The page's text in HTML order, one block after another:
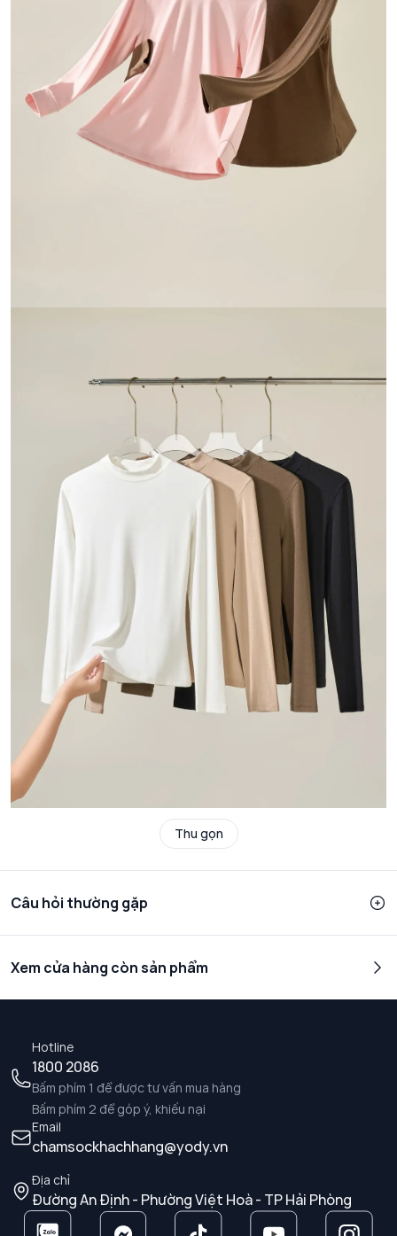
Thu gọn
Câu hỏi thường gặp
Xem cửa hàng còn sản phẩm
Hotline
1800 2086
Bấm phím 1 để được tư vấn mua hàng
Bấm phím 2 để góp ý, khiếu nại
Email
chamsockhachhang@yody.vn
Địa chỉ
Đường An Định - Phường Việt Hoà - TP Hải Phòng